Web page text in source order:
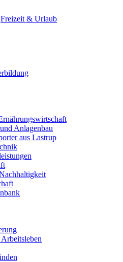
Freizeit & Urlaub
Anlagenbau
aus Lastrup